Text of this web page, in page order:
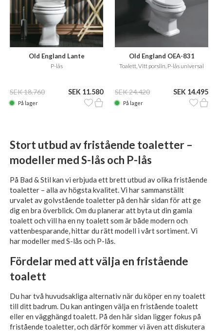
Old England Lante
LA08/LA09B
P-lås
SEK 18.760 SEK 11.580
På lager
Old England OEA-831
Toalett, Vitt porslin, P-lås universal
SEK 24.420 SEK 14.495
På lager
Stort utbud av fristående toaletter –
modeller med S-lås och P-lås
På Bad & Stil kan vi erbjuda ett brett utbud av olika fristående
toaletter – alla av högsta kvalitet. Vi har sammanställt
urvalet av golvstående toaletter på den här sidan för att ge
dig en bra överblick. Om du planerar att byta ut din gamla
toalett och vill ha en ny toalett som är både modern och
vattenbesparande, hittar du rätt modell i vårt sortiment. Vi
har modeller med S-lås och P-lås.
Fördelar med att välja en fristående
toalett
Du har två huvudsakliga alternativ när du köper en ny toalett
till ditt badrum. Du kan antingen välja en fristående toalett
eller en vägghängd toalett. På den här sidan ligger fokus på
fristående toaletter, och därför kommer vi även att diskutera